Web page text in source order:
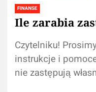
FINANSE
Ile zarabia
Czytelniku!
instrukcje i
nie zastępują